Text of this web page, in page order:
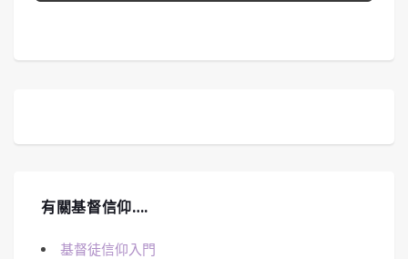
有關基督信仰….
基督徒信仰入門